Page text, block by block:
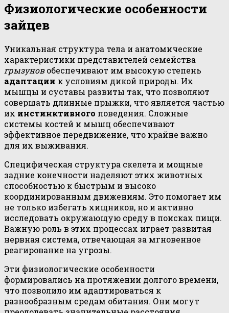
Физиологические особенности
зайцев
Уникальная структура тела и анатомические
характеристики представителей семейства
грызуновобеспечивают им высокую степень
адаптации к условиям дикой природы. Их
мышцы и суставы развиты так, что позволяют
совершать длинные прыжки, что является частью
их инстинктивного поведения. Сложные
системы костей и мышц обеспечивают
эффективное передвижение, что крайне важно
для их выживания.
Специфическая структура скелета и мощные
задние конечности наделяют этих животных
способностью к быстрым и высоко
координированным движениям. Это помогает им
не только избегать хищников, но и активно
исследовать окружающую среду в поисках пищи.
Важную роль в этих процессах играет развитая
нервная система, отвечающая за мгновенное
реагирование на угрозы.
Эти физиологические особенности
формировались на протяжении долгого времени,
что позволило им адаптироваться к
разнообразным средам обитания. Они могут